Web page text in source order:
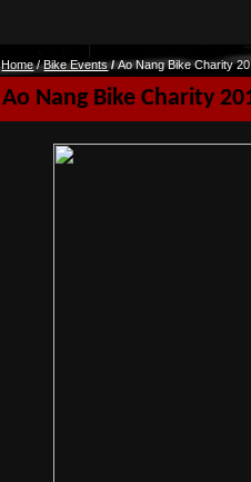
Home/Bike Events/Ao Nang Bike Charity
Ao Nang Bike Charity